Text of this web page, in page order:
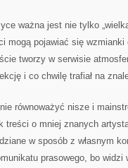
ważna jest nie tylko
mogą pojawiać się
tworzy w serwisie
i co chwilę trafiał na
równoważyć nisze i
treści o mniej znanych
w sposób z własnym
prasowego, bo widzi